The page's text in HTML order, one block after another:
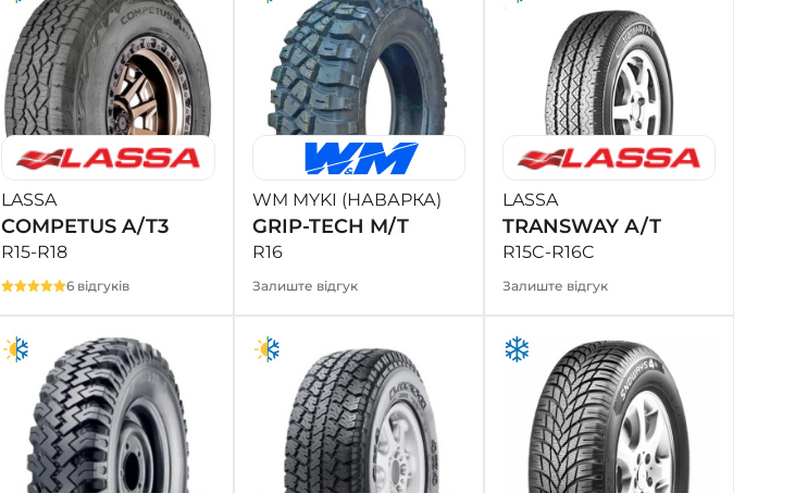
LASSA
COMPETUS A/T3
R15-R18
6 відгуків
WM MYKI (НАВАРКА)
GRIP-TECH M/T
R16
Залиште відгук
LASSA
TRANSWAY А/Т
R15C-R16C
Залиште відгук